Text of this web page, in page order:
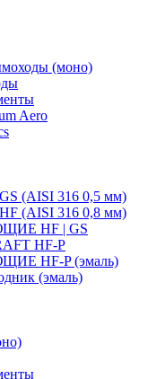
(моно)
Aero
(AISI 316 0,5 мм)
(AISI 316 0,8 мм)
HF | GS
HF-P
HF-P (эмаль)
(эмаль)